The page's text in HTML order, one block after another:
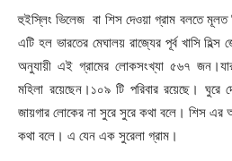
হুইস্লিং ভিলেজ বা শিস দেওয়া গ্রাম বলতে মূলত
এটি হল ভারতের মেঘালয় রাজ্যের পূর্ব খাসি
অনুযায়ী এই গ্রামের লোকসংখ্যা ৫৬৭
মহিলা রয়েছেন।১০৯ টি পরিবার রয়েছে। ঘুরে
জায়গার লোকের না সুরে সুরে কথা বলে। শিস
কথা বলে। এ যেন এক সুরেলা গ্রাম।